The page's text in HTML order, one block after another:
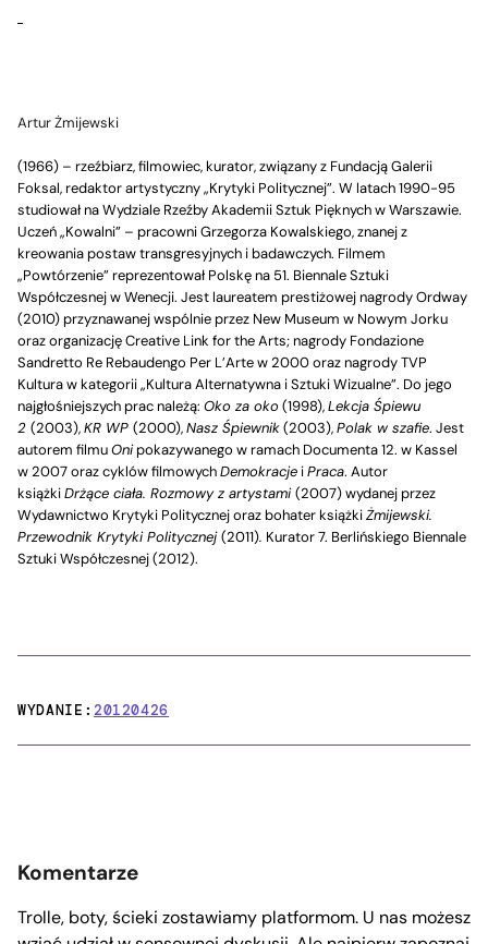
Artur Żmijewski
(1966) – rzeźbiarz, filmowiec, kurator, związany z Fundacją Galerii
Foksal, redaktor artystyczny „Krytyki Politycznej”. W latach 1990-95
studiował na Wydziale Rzeźby Akademii Sztuk Pięknych w Warszawie.
Uczeń „Kowalni” – pracowni Grzegorza Kowalskiego, znanej z
kreowania postaw transgresyjnych i badawczych. Filmem
„Powtórzenie” reprezentował Polskę na 51. Biennale Sztuki
Współczesnej w Wenecji. Jest laureatem prestiżowej nagrody Ordway
(2010) przyznawanej wspólnie przez New Museum w Nowym Jorku
oraz organizację Creative Link for the Arts; nagrody Fondazione
Sandretto Re Rebaudengo Per L’Arte w 2000 oraz nagrody TVP
Kultura w kategorii „Kultura Alternatywna i Sztuki Wizualne”. Do jego
najgłośniejszych prac należą: Oko za oko (1998),Lekcja Śpiewu
2 (2003),KR WP (2000),Nasz Śpiewnik(2003),Polak w szafie. Jest
autorem filmuOnipokazywanego w ramach Documenta 12. w Kassel
w 2007 oraz cyklów filmowychDemokracje iPraca. Autor
książkiDrżące ciała. Rozmowy z artystami(2007) wydanej przez
Wydawnictwo Krytyki Politycznej oraz bohater książkiŻmijewski.
Przewodnik Krytyki Politycznej(2011). Kurator 7. Berlińskiego Biennale
Sztuki Współczesnej (2012).
WYDANIE:20120426
Komentarze
Trolle, boty, ścieki zostawiamy platformom. U nas możesz